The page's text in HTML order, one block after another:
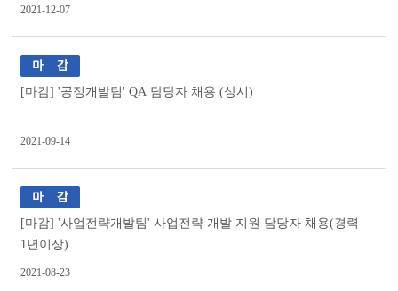
2021-12-07
[마감] '공정개발팀' QA 담당자 채용 (상시)
2021-09-14
[마감] '사업전략개발팀' 사업전략 개발 지원 담당자 채용(경력
1년이상)
2021-08-23